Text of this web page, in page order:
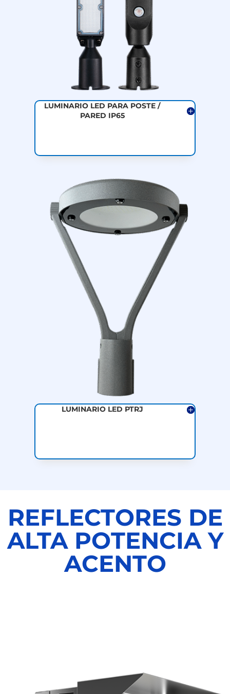
LUMINARIO LED PARA POSTE /
PARED IP65
LUMINARIO LED PTRJ
REFLECTORES DE
ALTA POTENCIA Y
ACENTO